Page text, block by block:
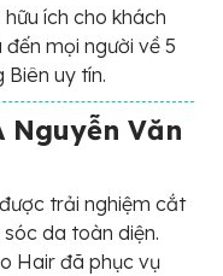
ích cho khách
mọi người về 5
uy tín.
Nguyễn Văn
trải nghiệm cắt
da toàn diện.
Hair đã phục vụ